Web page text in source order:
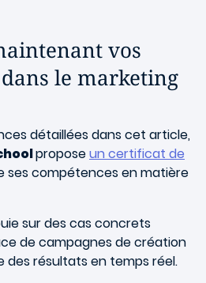
vos
le marketing
détaillées dans cet article,
proposeun certificat de
ses compétences en matière
sur des cas concrets
de campagnes de création
résultats en temps réel.